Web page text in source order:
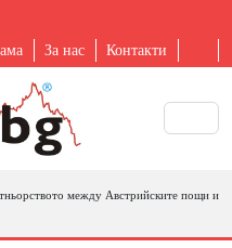
За нас Контакти
между Австрийските пощи и